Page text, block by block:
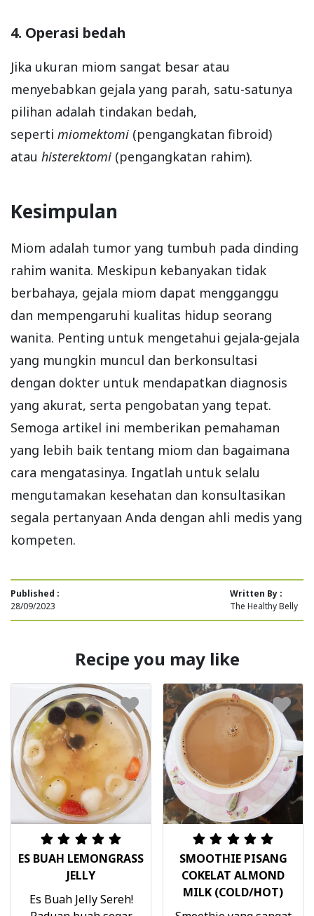
4. Operasi bedah
Jika ukuran miom sangat besar atau
menyebabkan gejala yang parah, satu-satunya
pilihan adalah tindakan bedah,
seperti miomektomi (pengangkatan fibroid)
atau histerektomi (pengangkatan rahim).
Kesimpulan
Miom adalah tumor yang tumbuh pada dinding
rahim wanita. Meskipun kebanyakan tidak
berbahaya, gejala miom dapat mengganggu
dan mempengaruhi kualitas hidup seorang
wanita. Penting untuk mengetahui gejala-gejala
yang mungkin muncul dan berkonsultasi
dengan dokter untuk mendapatkan diagnosis
yang akurat, serta pengobatan yang tepat.
Semoga artikel ini memberikan pemahaman
yang lebih baik tentang miom dan bagaimana
cara mengatasinya. Ingatlah untuk selalu
mengutamakan kesehatan dan konsultasikan
segala pertanyaan Anda dengan ahli medis yang
kompeten.
Published :
28/09/2023
Written By :
The Healthy Belly
Recipe you may like
ES BUAH LEMONGRASS
JELLY
Es Buah Jelly Sereh!
SMOOTHIE PISANG
COKELAT ALMOND
MILK (COLD/HOT)